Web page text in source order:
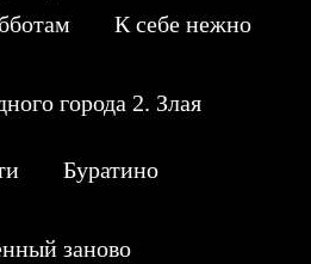
К себе нежно
города 2. Злая
Буратино
заново